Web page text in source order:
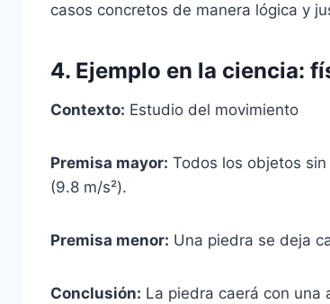
casos concretos de manera lógica y
4. Ejemplo en la ciencia:
Contexto: Estudio del movimiento
Premisa mayor: Todos los objetos
(9.8 m/s²).
Premisa menor: Una piedra se deja
Conclusión: La piedra caerá con una